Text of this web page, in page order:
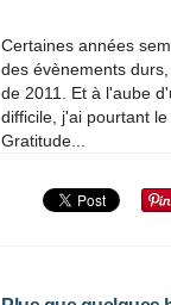
Certaines années
des évènements
de 2011. Et à l'aube
difficile, j'ai pourtant
Gratitude...